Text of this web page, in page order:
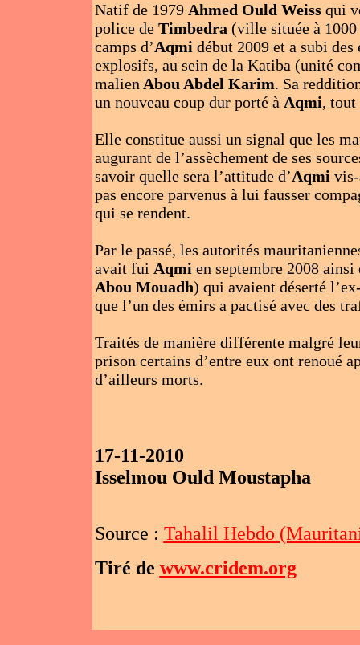
Natif de 1979 Ahmed Ould Weissqui
police de Timbedra (ville située à
camps d’Aqmi début 2009 et a subi des
explosifs, au sein de la Katiba (unité
malien Abou Abdel Karim. Sa
un nouveau coup dur porté à Aqmi, tout
Elle constitue aussi un signal que les
augurant de l’assèchement de ses
savoir quelle sera l’attitude d’Aqmi
pas encore parvenus à lui fausser
qui se rendent.
Par le passé, les autorités
avait fui Aqmi en septembre 2008 ainsi
Abou Mouadh) qui avaient déserté
que l’un des émirs a pactisé avec des
Traités de manière différente malgré
prison certains d’entre eux ont renoué
d’ailleurs morts.
17-11-2010
Isselmou Ould Moustapha
Source : Tahalil Hebdo
Tiré de www.cridem.org